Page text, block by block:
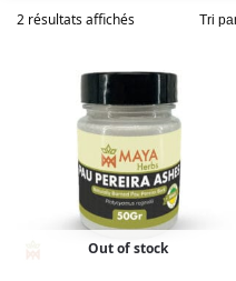
2 résultats affichés
Out of stock